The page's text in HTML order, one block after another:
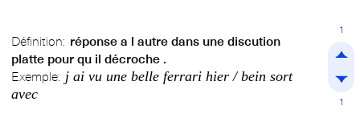
Définition: réponse a l autre dans une discution
platte pour qu il décroche .
Exemple: j ai vu une belle ferrari hier / bein sort
avec
1
1